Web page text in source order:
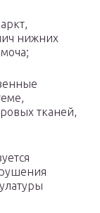
нижних
тканей,